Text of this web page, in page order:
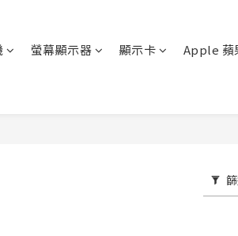
螢幕顯示器 顯示卡 Apple 蘋